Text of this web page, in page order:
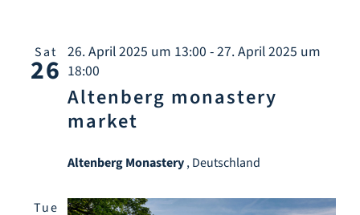
Sat
26
26. April 2025 um 13:00 -27. April 2025 um
18:00
Altenberg monastery
market
Altenberg Monastery, Deutschland
Tue